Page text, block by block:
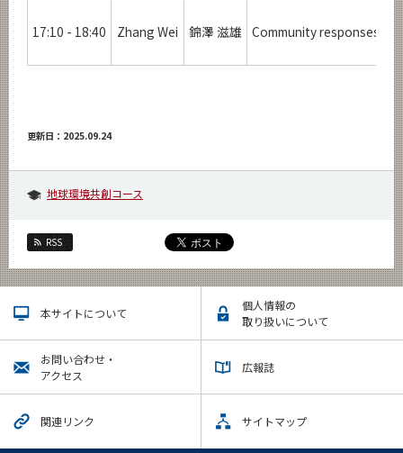
17:10 - 18:40 Zhang Wei 錦澤 滋雄 Community responses
更新日：2025.09.24
地球環境共創コース
RSS
本サイトについて
個人情報の
取り扱いについて
お問い合わせ・
アクセス
広報誌
関連リンク サイトマップ